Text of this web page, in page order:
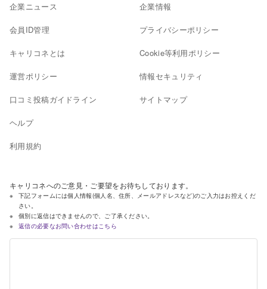
企業ニュース
会員ID管理
キャリコネとは
運営ポリシー
口コミ投稿ガイドライン
ヘルプ
利用規約
企業情報
プライバシーポリシー
Cookie等利用ポリシー
情報セキュリティ
サイトマップ
キャリコネへのご意見・ご要望をお待ちしております。
下記フォームには個人情報(個人名、住所、メールアドレスなど)のご入力はお控えくだ
さい。
個別に返信はできませんので、ご了承ください。
返信の必要なお問い合わせはこちら